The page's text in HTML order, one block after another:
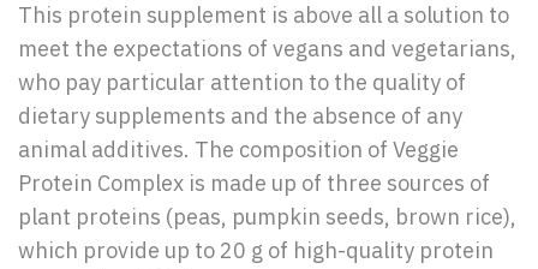
This protein supplement is above all a solution to
meet the expectations of vegans and vegetarians,
who pay particular attention to the quality of
dietary supplements and the absence of any
animal additives. The composition of Veggie
Protein Complex is made up of three sources of
plant proteins (peas, pumpkin seeds, brown rice),
which provide up to 20 g of high-quality protein